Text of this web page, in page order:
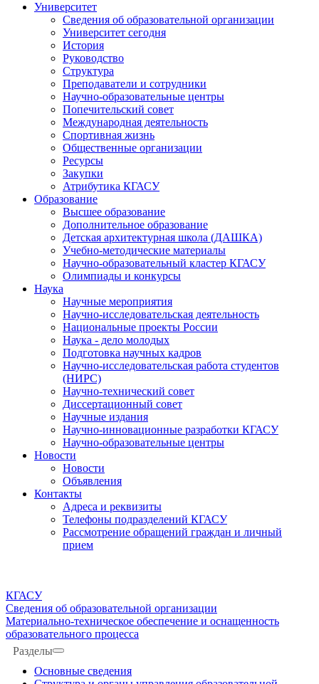
Университет
Сведения об образовательной организации
Университет сегодня
История
Руководство
Структура
Преподаватели и сотрудники
Научно-образовательные центры
Попечительский совет
Международная деятельность
Спортивная жизнь
Общественные организации
Ресурсы
Закупки
Атрибутика КГАСУ
Образование
Высшее образование
Дополнительное образование
Детская архитектурная школа (ДАШКА)
Учебно-методические материалы
Научно-образовательный кластер КГАСУ
Олимпиады и конкурсы
Наука
Научные мероприятия
Научно-исследовательская деятельность
Национальные проекты России
Наука - дело молодых
Подготовка научных кадров
Научно-исследовательская работа студентов
(НИРС)
Научно-технический совет
Диссертационный совет
Научные издания
Научно-инновационные разработки КГАСУ
Научно-образовательные центры
Новости
Новости
Объявления
Контакты
Адреса и реквизиты
Телефоны подразделений КГАСУ
Рассмотрение обращений граждан и личный
прием
КГАСУ
Сведения об образовательной организации
Материально-техническое обеспечение и оснащенность
образовательного процесса
Разделы
Основные сведения